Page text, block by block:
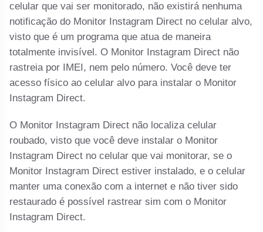
celular que vai ser monitorado, não existirá nenhuma
notificação do Monitor Instagram Direct no celular alvo,
visto que é um programa que atua de maneira
totalmente invisível. O Monitor Instagram Direct não
rastreia por IMEI, nem pelo número. Você deve ter
acesso físico ao celular alvo para instalar o Monitor
Instagram Direct.
O Monitor Instagram Direct não localiza celular
roubado, visto que você deve instalar o Monitor
Instagram Direct no celular que vai monitorar, se o
Monitor Instagram Direct estiver instalado, e o celular
manter uma conexão com a internet e não tiver sido
restaurado é possível rastrear sim com o Monitor
Instagram Direct.